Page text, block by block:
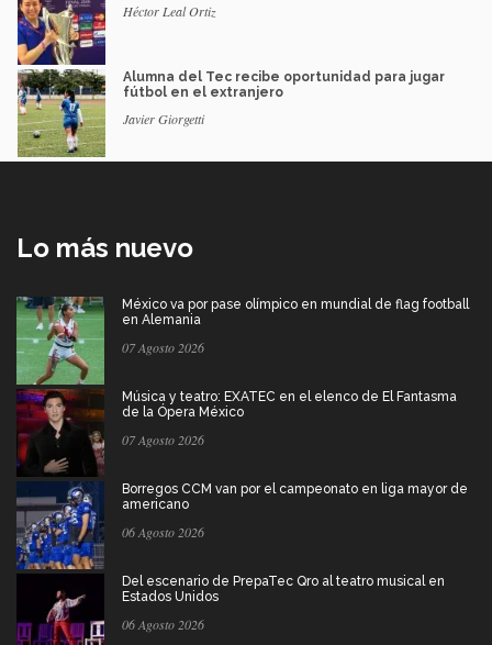
Héctor Leal Ortiz
Alumna del Tec recibe oportunidad para jugar
fútbol en el extranjero
Javier Giorgetti
Lo más nuevo
México va por pase olímpico en mundial de flag football
en Alemania
07 Agosto 2026
Música y teatro: EXATEC en el elenco de El Fantasma
de la Ópera México
07 Agosto 2026
Borregos CCM van por el campeonato en liga mayor de
americano
06 Agosto 2026
Del escenario de PrepaTec Qro al teatro musical en
Estados Unidos
06 Agosto 2026